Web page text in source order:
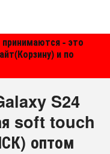
- это
и по
S24
soft touch
оптом